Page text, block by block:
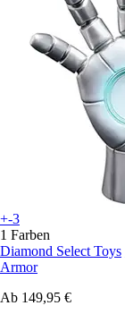
+-3
1 Farben
Diamond Select Toys
Armor
Ab 149,95 €